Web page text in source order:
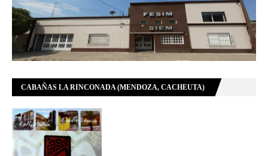
CABAÑAS LA RINCONADA (MENDOZA, CACHEUTA)